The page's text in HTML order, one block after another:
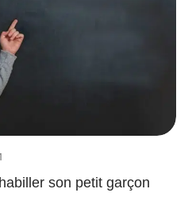
son petit garçon